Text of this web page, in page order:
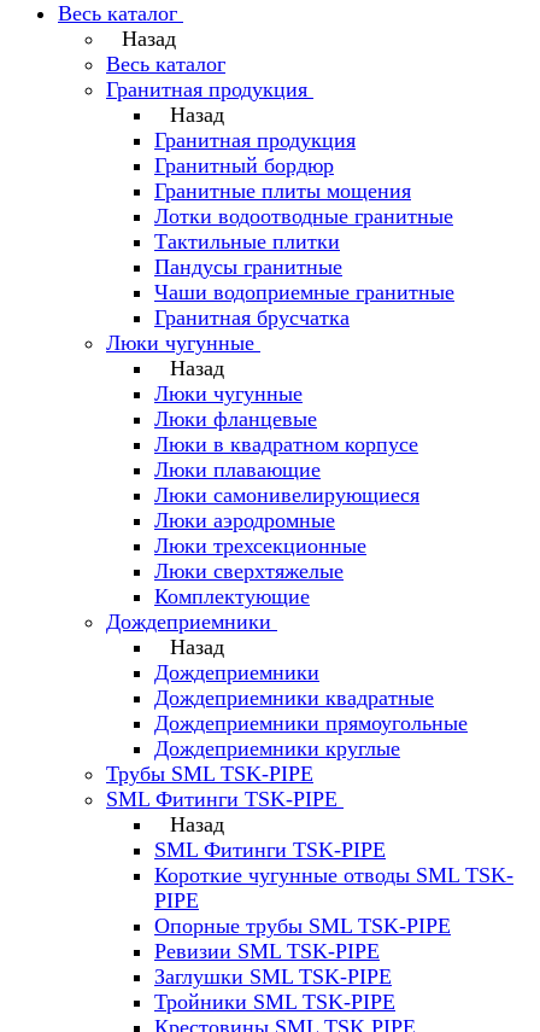
Весь каталог
Назад
Весь каталог
Гранитная продукция
Назад
Гранитная продукция
Гранитный бордюр
Гранитные плиты мощения
Лотки водоотводные гранитные
Тактильные плитки
Пандусы гранитные
Чаши водоприемные гранитные
Гранитная брусчатка
Люки чугунные
Назад
Люки чугунные
Люки фланцевые
Люки в квадратном корпусе
Люки плавающие
Люки самонивелирующиеся
Люки аэродромные
Люки трехсекционные
Люки сверхтяжелые
Комплектующие
Дождеприемники
Назад
Дождеприемники
Дождеприемники квадратные
Дождеприемники прямоугольные
Дождеприемники круглые
Трубы SML TSK-PIPE
SML Фитинги TSK-PIPE
Назад
SML Фитинги TSK-PIPE
Короткие чугунные отводы SML TSK-
PIPE
Опорные трубы SML TSK-PIPE
Ревизии SML TSK-PIPE
Заглушки SML TSK-PIPE
Тройники SML TSK-PIPE
Крестовины SML TSK PIPE